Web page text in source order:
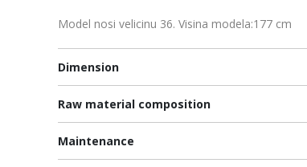
Model nosi velicinu 36. Visina modela:177 cm
Dimension
Raw material composition
Maintenance